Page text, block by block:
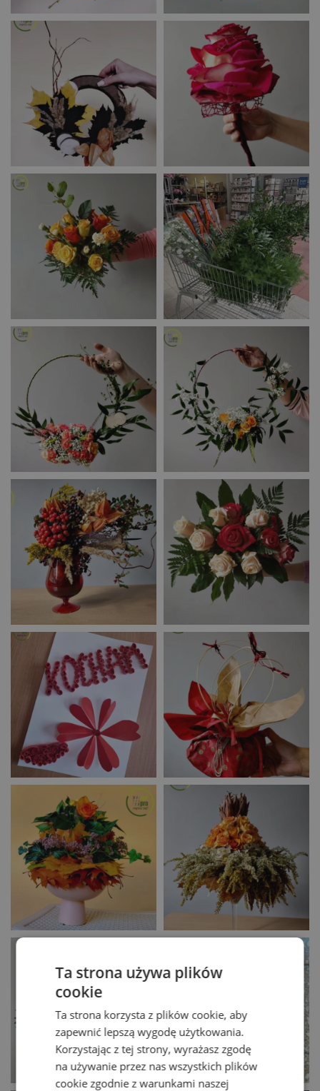
Ta strona używa plików
cookie
Ta strona korzysta z plików cookie, aby
zapewnić lepszą wygodę użytkowania.
Korzystając z tej strony, wyrażasz zgodę
na używanie przez nas wszystkich plików
cookie zgodnie z warunkami naszej